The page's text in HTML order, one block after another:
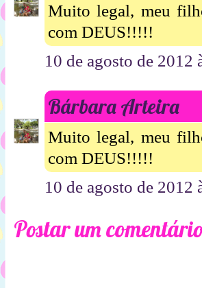
Muito legal, meu
com DEUS!!!!!
10 de agosto de 2012
Bárbara Arteira
Muito legal, meu
com DEUS!!!!!
10 de agosto de 2012
Postar um